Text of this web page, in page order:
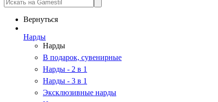
Вернуться
Нарды
Нарды
В подарок, сувенирные
Нарды - 2 в 1
Нарды - 3 в 1
Эксклюзивные нарды